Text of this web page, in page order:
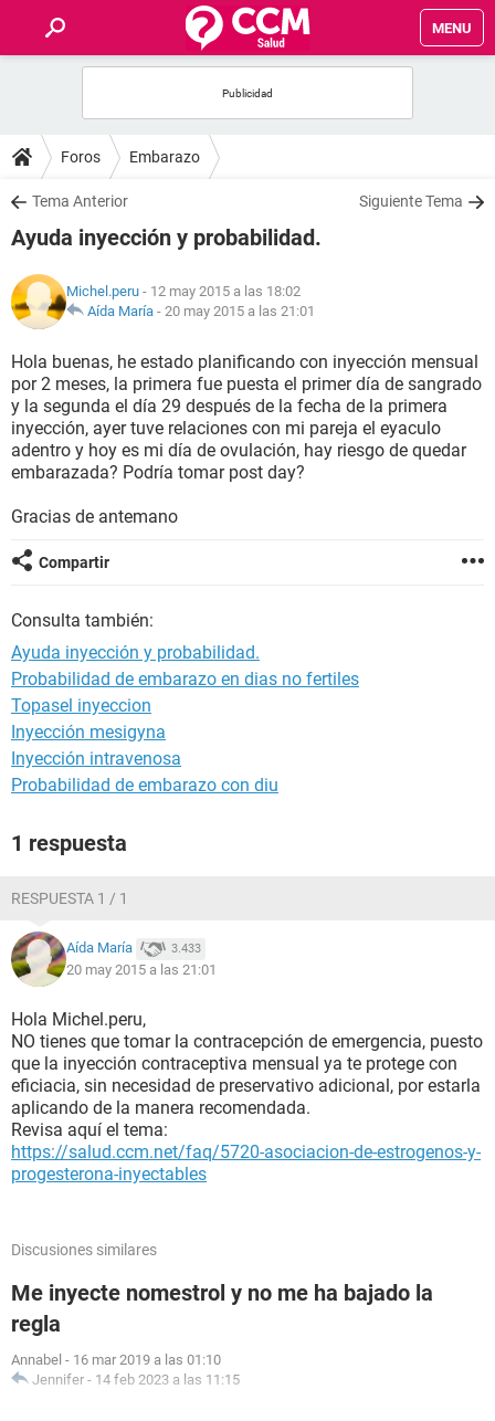
MENU
FOROS
SALUD
FAMILIA
NUTRICIÓN
BIENESTAR
SEXUALIDAD
GLOSARIO
Foros Embarazo
Tema Anterior Siguiente Tema
Ayuda inyección y probabilidad.
Michel.peru - 12 may 2015 a las 18:02
Aída María - 20 may 2015 a las 21:01
Hola buenas, he estado planificando con inyección mensual
por 2 meses, la primera fue puesta el primer día de sangrado
y la segunda el día 29 después de la fecha de la primera
inyección, ayer tuve relaciones con mi pareja el eyaculo
adentro y hoy es mi día de ovulación, hay riesgo de quedar
embarazada? Podría tomar post day?
Gracias de antemano
Compartir
Consulta también:
Ayuda inyección y probabilidad.
Probabilidad de embarazo en dias no fertiles
Topasel inyeccion
Inyección mesigyna
Inyección intravenosa
Probabilidad de embarazo con diu
1 respuesta
RESPUESTA 1 / 1
Aída María 3.433
20 may 2015 a las 21:01
Hola Michel.peru,
NO tienes que tomar la contracepción de emergencia, puesto
que la inyección contraceptiva mensual ya te protege con
eficiacia, sin necesidad de preservativo adicional, por estarla
aplicando de la manera recomendada.
Revisa aquí el tema:
https://salud.ccm.net/faq/5720-asociacion-de-estrogenos-y-
progesterona-inyectables
Discusiones similares
Me inyecte nomestrol y no me ha bajado la
regla
Annabel - 16 mar 2019 a las 01:10
Jennifer - 14 feb 2023 a las 11:15